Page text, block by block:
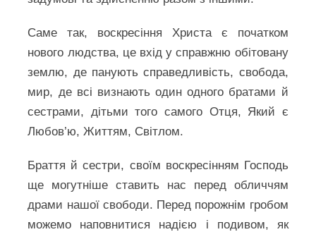
Саме так, воскресіння Христа є початком
нового людства, це вхід у справжню обітовану
землю, де панують справедливість, свобода,
мир, де всі визнають один одного братами й
сестрами, дітьми того самого Отця, Який є
Любов’ю, Життям, Світлом.
Браття й сестри, своїм воскресінням Господь
ще могутніше ставить нас перед обличчям
драми нашої свободи. Перед порожнім гробом
можемо наповнитися надією і подивом, як